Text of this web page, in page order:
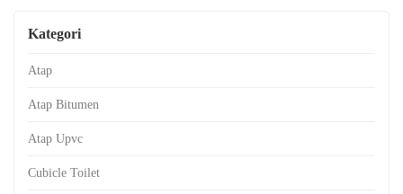
Kategori
Atap
Atap Bitumen
Atap Upvc
Cubicle Toilet